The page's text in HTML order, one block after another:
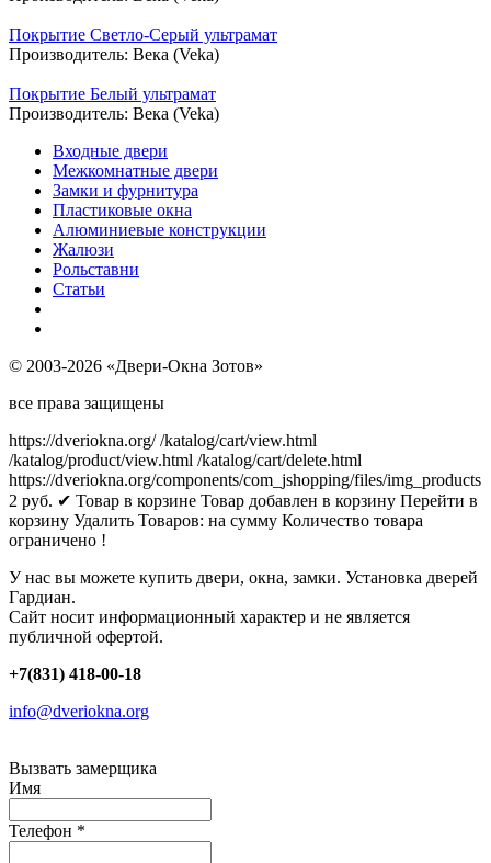
Покрытие Светло-Серый ультрамат
Производитель: Века (Veka)
Покрытие Белый ультрамат
Производитель: Века (Veka)
Входные двери
Межкомнатные двери
Замки и фурнитура
Пластиковые окна
Алюминиевые конструкции
Жалюзи
Рольставни
Статьи
© 2003-2026 «Двери-Окна Зотов»
все права защищены
https://dveriokna.org/ /katalog/cart/view.html
/katalog/product/view.html /katalog/cart/delete.html
https://dveriokna.org/components/com_jshopping/files/img_products
2 руб. ✔ Товар в корзине Товар добавлен в корзину Перейти в
корзину Удалить Товаров: на сумму Количество товара
ограничено !
У нас вы можете купить двери, окна, замки. Установка дверей
Гардиан.
Сайт носит информационный характер и не является
публичной офертой.
+7(831) 418-00-18
info@dveriokna.org
Вызвать замерщика
Имя
Телефон *